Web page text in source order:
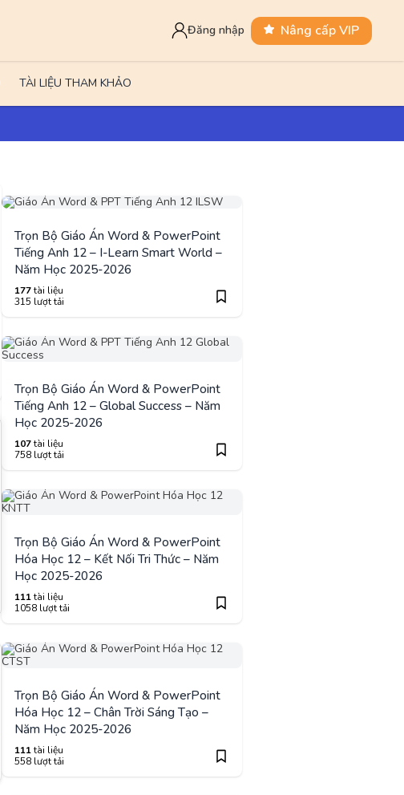
Đăng nhập Nâng cấp VIP
TÀI LIỆU THAM KHẢO
Trọn Bộ Giáo Án Word & PowerPoint
Tiếng Anh 12 – I-Learn Smart World –
Năm Học 2025-2026
177tài liệu
315 lượt tải
Trọn Bộ Giáo Án Word & PowerPoint
Tiếng Anh 12 – Global Success – Năm
Học 2025-2026
107tài liệu
758 lượt tải
Trọn Bộ Giáo Án Word & PowerPoint
Hóa Học 12 – Kết Nối Tri Thức – Năm
Học 2025-2026
111tài liệu
1058 lượt tải
Trọn Bộ Giáo Án Word & PowerPoint
Hóa Học 12 – Chân Trời Sáng Tạo –
Năm Học 2025-2026
111tài liệu
558 lượt tải